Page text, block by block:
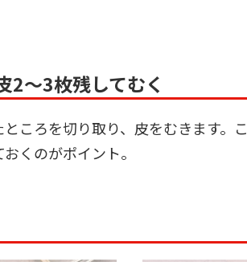
2～3枚残してむく
ころを切り取り、皮をむきます。
くのがポイント。